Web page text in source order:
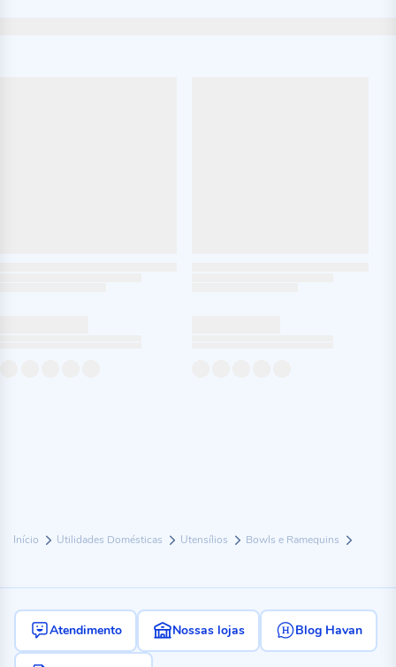
Início Utilidades Domésticas Utensílios Bowls e Ramequins
Atendimento Nossas lojas Blog Havan